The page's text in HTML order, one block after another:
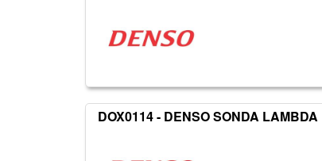
DOX0114 - DENSO SONDA LAMBDA